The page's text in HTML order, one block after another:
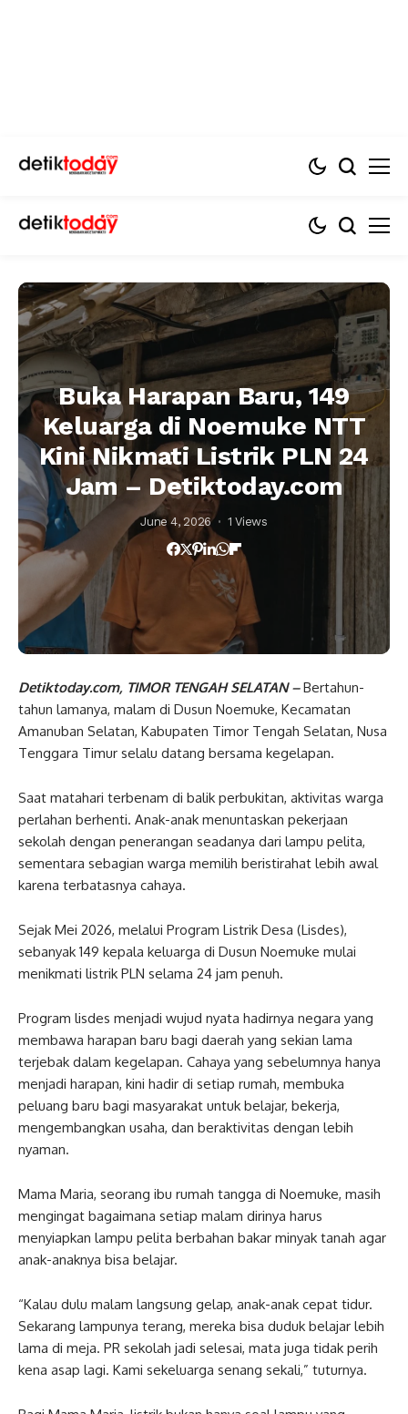
Buka Harapan Baru, 149
Keluarga di Noemuke NTT
Kini Nikmati Listrik PLN 24
Jam – Detiktoday.com
June 4, 2026 1 Views
Detiktoday.com, TIMOR TENGAH SELATAN –Bertahun-
tahun lamanya, malam di Dusun Noemuke, Kecamatan
Amanuban Selatan, Kabupaten Timor Tengah Selatan, Nusa
Tenggara Timur selalu datang bersama kegelapan.
Saat matahari terbenam di balik perbukitan, aktivitas warga
perlahan berhenti. Anak-anak menuntaskan pekerjaan
sekolah dengan penerangan seadanya dari lampu pelita,
sementara sebagian warga memilih beristirahat lebih awal
karena terbatasnya cahaya.
Sejak Mei 2026, melalui Program Listrik Desa (Lisdes),
sebanyak 149 kepala keluarga di Dusun Noemuke mulai
menikmati listrik PLN selama 24 jam penuh.
Program lisdes menjadi wujud nyata hadirnya negara yang
membawa harapan baru bagi daerah yang sekian lama
terjebak dalam kegelapan. Cahaya yang sebelumnya hanya
menjadi harapan, kini hadir di setiap rumah, membuka
peluang baru bagi masyarakat untuk belajar, bekerja,
mengembangkan usaha, dan beraktivitas dengan lebih
nyaman.
Mama Maria, seorang ibu rumah tangga di Noemuke, masih
mengingat bagaimana setiap malam dirinya harus
menyiapkan lampu pelita berbahan bakar minyak tanah agar
anak-anaknya bisa belajar.
“Kalau dulu malam langsung gelap, anak-anak cepat tidur.
Sekarang lampunya terang, mereka bisa duduk belajar lebih
lama di meja. PR sekolah jadi selesai, mata juga tidak perih
kena asap lagi. Kami sekeluarga senang sekali,” tuturnya.